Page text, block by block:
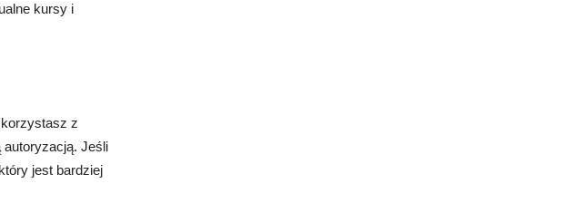
kursy i
z
autoryzacją. Jeśli
jest bardziej